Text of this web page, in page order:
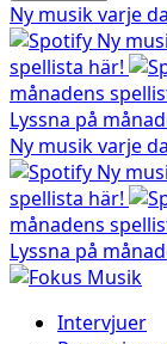
Ny musik varje
Ny
spellista här!
månadens
Lyssna på
Ny musik varje
Ny
spellista här!
månadens
Lyssna på
Intervjuer